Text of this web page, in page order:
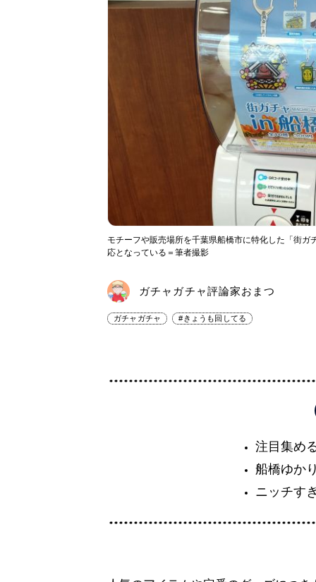
モチーフや販売場所を千葉県船橋市に特化した「街
応となっている＝筆者撮影
ガチャガチャ評論家おまつ
ガチャガチャ #きょうも回してる
注目集め
船橋ゆか
ニッチす